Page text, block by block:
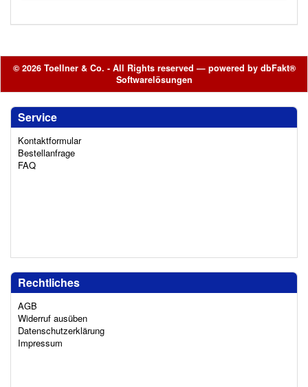
© 2026 Toellner & Co. - All Rights reserved — powered by dbFakt®
Softwarelösungen
Service
Kontaktformular
Bestellanfrage
FAQ
Rechtliches
AGB
Widerruf ausüben
Datenschutzerklärung
Impressum